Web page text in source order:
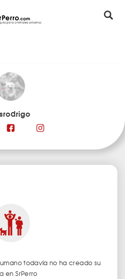
todavía no ha creado su
en SrPerro